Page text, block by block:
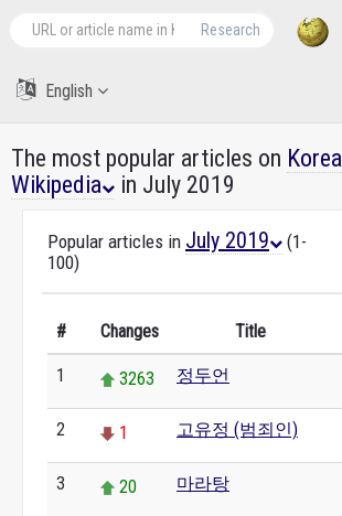
Research
English
The most popular articles on
Wikipedia
in July 2019
Popular articles in July 2019
(1-
100)
# Changes Title
1 3263 정두언
2 1 고유정 (범죄인)
3 20 마라탕